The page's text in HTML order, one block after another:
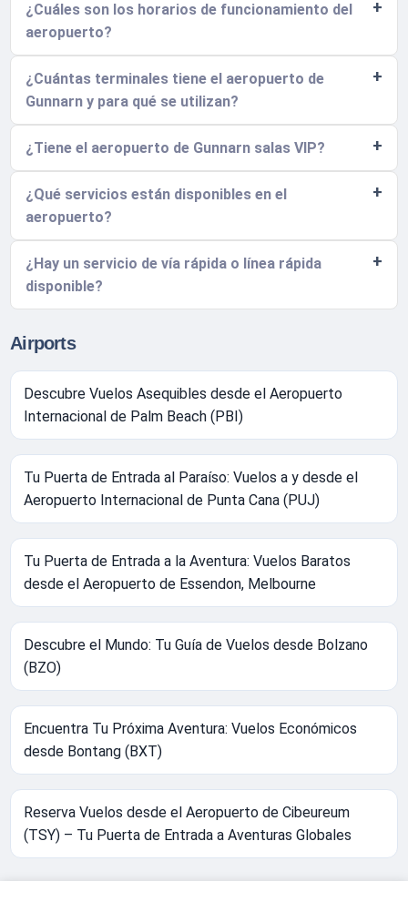
¿Cuáles son los horarios de funcionamiento del
aeropuerto?
¿Cuántas terminales tiene el aeropuerto de
Gunnarn y para qué se utilizan?
¿Tiene el aeropuerto de Gunnarn salas VIP?
¿Qué servicios están disponibles en el
aeropuerto?
¿Hay un servicio de vía rápida o línea rápida
disponible?
Airports
Descubre Vuelos Asequibles desde el Aeropuerto
Internacional de Palm Beach (PBI)
Tu Puerta de Entrada al Paraíso: Vuelos a y desde el
Aeropuerto Internacional de Punta Cana (PUJ)
Tu Puerta de Entrada a la Aventura: Vuelos Baratos
desde el Aeropuerto de Essendon, Melbourne
Descubre el Mundo: Tu Guía de Vuelos desde Bolzano
(BZO)
Encuentra Tu Próxima Aventura: Vuelos Económicos
desde Bontang (BXT)
Reserva Vuelos desde el Aeropuerto de Cibeureum
(TSY) – Tu Puerta de Entrada a Aventuras Globales